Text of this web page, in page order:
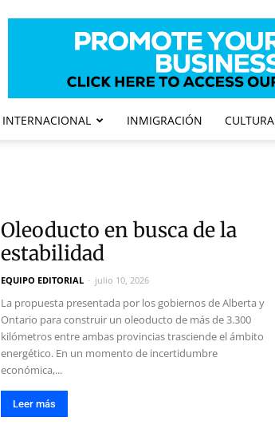
INTERNACIONAL INMIGRACIÓN CULTURA
Oleoducto en busca de la
estabilidad
EQUIPO EDITORIAL - julio 10, 2026
La propuesta presentada por los gobiernos de Alberta y
Ontario para construir un oleoducto de más de 3.300
kilómetros entre ambas provincias trasciende el ámbito
energético. En un momento de incertidumbre
económica,...
Leer más